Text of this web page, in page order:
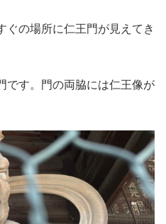
ぐの場所に仁王門が見えてき
です。門の両脇には仁王像が